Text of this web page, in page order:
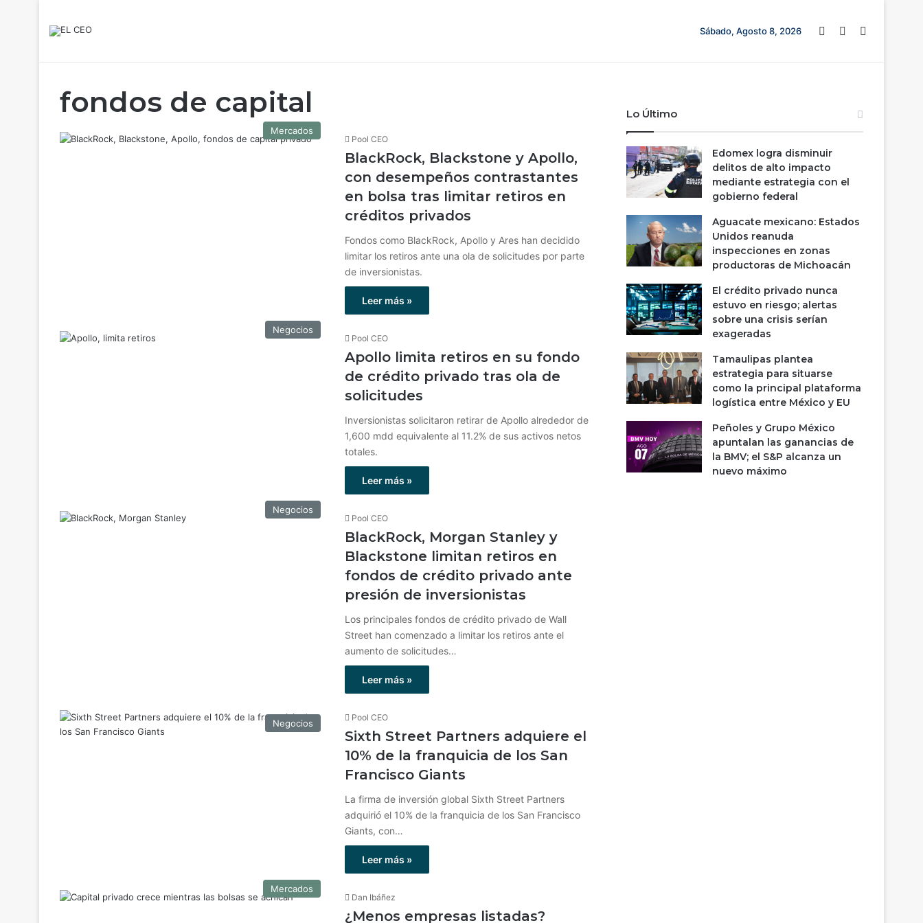
Sábado, Agosto 8, 2026 Barra lateral
Switch skin
fondos de capital
Mercados
Pool CEO
BlackRock, Blackstone y Apollo,
con desempeños contrastantes
en bolsa tras limitar retiros en
créditos privados
Fondos como BlackRock, Apollo y Ares han decidido
limitar los retiros ante una ola de solicitudes por parte
de inversionistas.
Leer más »
Negocios
Pool CEO
Apollo limita retiros en su fondo
de crédito privado tras ola de
solicitudes
Inversionistas solicitaron retirar de Apollo alrededor de
1,600 mdd equivalente al 11.2% de sus activos netos
totales.
Leer más »
Negocios
Pool CEO
BlackRock, Morgan Stanley y
Blackstone limitan retiros en
fondos de crédito privado ante
presión de inversionistas
Los principales fondos de crédito privado de Wall
Street han comenzado a limitar los retiros ante el
aumento de solicitudes…
Leer más »
Negocios
Pool CEO
Sixth Street Partners adquiere el
10% de la franquicia de los San
Francisco Giants
La firma de inversión global Sixth Street Partners
adquirió el 10% de la franquicia de los San Francisco
Giants, con…
Leer más »
Mercados
Dan Ibáñez
¿Menos empresas listadas?
Lo Último
Edomex logra disminuir
delitos de alto impacto
mediante estrategia con el
gobierno federal
Aguacate mexicano: Estados
Unidos reanuda
inspecciones en zonas
productoras de Michoacán
El crédito privado nunca
estuvo en riesgo; alertas
sobre una crisis serían
exageradas
Tamaulipas plantea
estrategia para situarse
como la principal plataforma
logística entre México y EU
Peñoles y Grupo México
apuntalan las ganancias de
la BMV; el S&P alcanza un
nuevo máximo